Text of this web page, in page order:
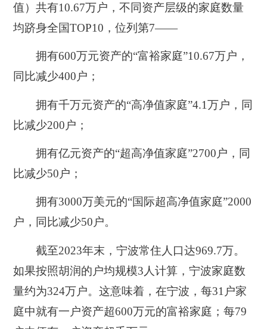
值）共有10.67万户，不同资产层级的家庭数量
均跻身全国TOP10，位列第7——
拥有600万元资产的“富裕家庭”10.67万户，
同比减少400户；
拥有千万元资产的“高净值家庭”4.1万户，同
比减少200户；
拥有亿元资产的“超高净值家庭”2700户，同
比减少50户；
拥有3000万美元的“国际超高净值家庭”2000
户，同比减少50户。
截至2023年末，宁波常住人口达969.7万。
如果按照胡润的户均规模3人计算，宁波家庭数
量约为324万户。这意味着，在宁波，每31户家
庭中就有一户资产超600万元的富裕家庭；每79